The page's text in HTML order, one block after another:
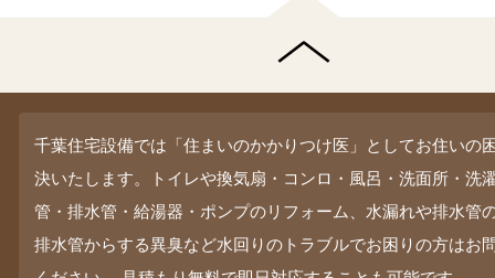
千葉住宅設備では「住まいのかかりつけ医」としてお住いの
決いたします。トイレや換気扇・コンロ・風呂・洗面所・洗
管・排水管・給湯器・ポンプのリフォーム、水漏れや排水管
排水管からする異臭など水回りのトラブルでお困りの方はお